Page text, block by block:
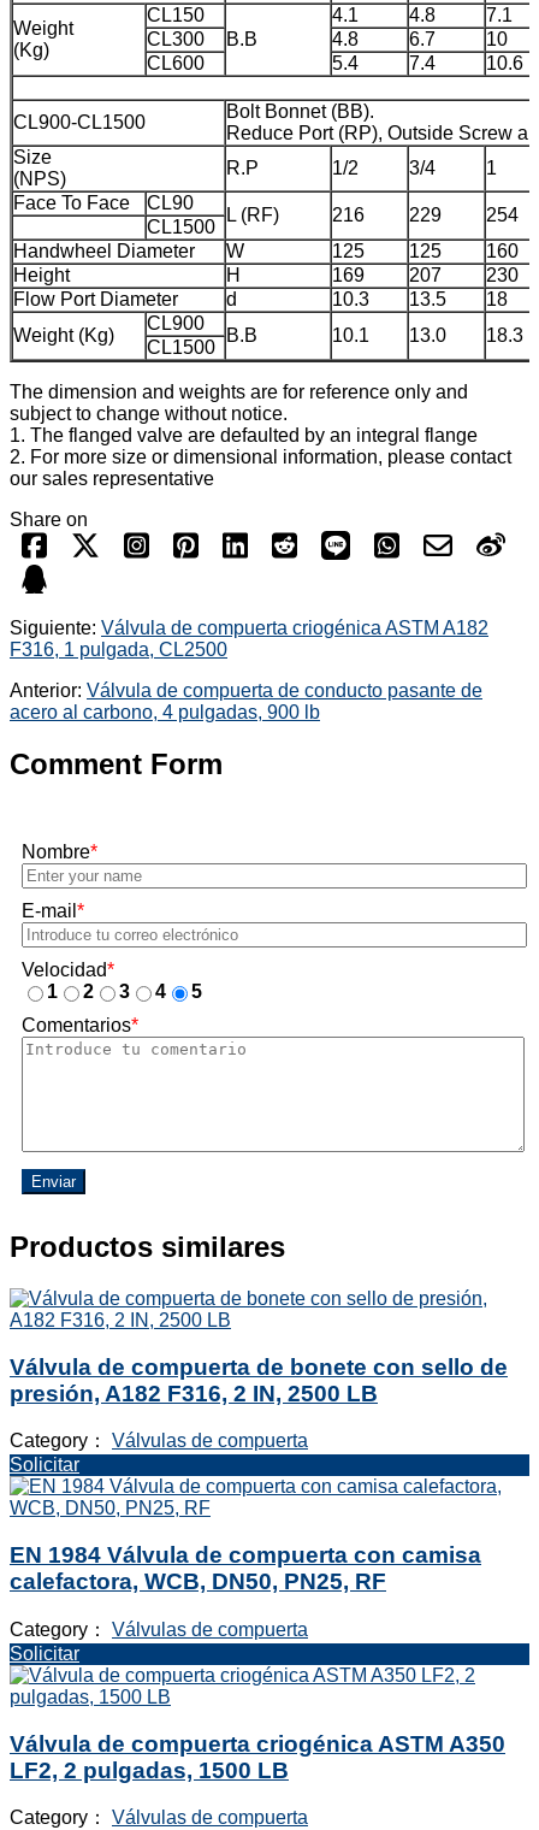
Weight
(Kg)
CL150
B.B
4.1 4.8
7.1
CL300
4.8 6.7
10
CL600
5.4 7.4 10.6
CL900-CL1500
Bolt Bonnet (BB).
Reduce Port (RP), Outside Screw
Size
(NPS)
R.P 1/2 3/4
1
Face To Face
CL90
L (RF) 216 229 254
CL1500
Handwheel Diameter
W 125 125
160
Height
H 169 207
230
Flow Port Diameter
d 10.3 13.5
18
Weight (Kg)
CL900
B.B 10.1 13.0 18.3
CL1500
The dimension and weights are for reference only and
subject to change without notice.
1. The flanged valve are defaulted by an integral flange
2. For more size or dimensional information, please contact
our sales representative
Share on
Siguiente: Válvula de compuerta criogénica ASTM A182
F316, 1 pulgada, CL2500
Anterior: Válvula de compuerta de conducto pasante de
acero al carbono, 4 pulgadas, 900 lb
Comment Form
Nombre*
E-mail *
Velocidad*
1
2 3 4
5
Comentarios*
Enviar
Productos similares
Válvula de compuerta de bonete con sello de
presión, A182 F316, 2 IN, 2500 LB
Category： Válvulas de compuerta
Solicitar
EN 1984 Válvula de compuerta con camisa
calefactora, WCB, DN50, PN25, RF
Category： Válvulas de compuerta
Solicitar
Válvula de compuerta criogénica ASTM A350
LF2, 2 pulgadas, 1500 LB
Category： Válvulas de compuerta